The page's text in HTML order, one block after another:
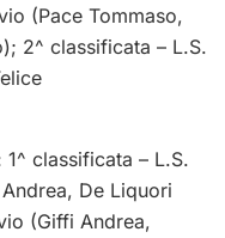
(Pace Tommaso,
2^ classificata – L.S.
classificata – L.S.
De Liquori
(Giffi Andrea,